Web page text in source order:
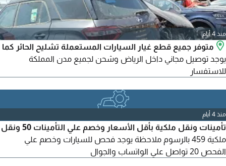
منذ 4 أيام
متوفر جميع قطع غيار السيارات المستعملة تشليح الحائر كما
يوجد توصيل مجاني داخل الرياض وشحن لجميع مدن المملكة
للاستفسار
منذ 4 أيام
تأمينات ونقل ملكية بأقل الأسعار وخصم علي التأمينات 50 ونقل
ملكية 459 بالرسوم ملاحظة يوجد فحص للسيارات وخصم علي
الفحص 20 تواصل علي الواتساب والجوال